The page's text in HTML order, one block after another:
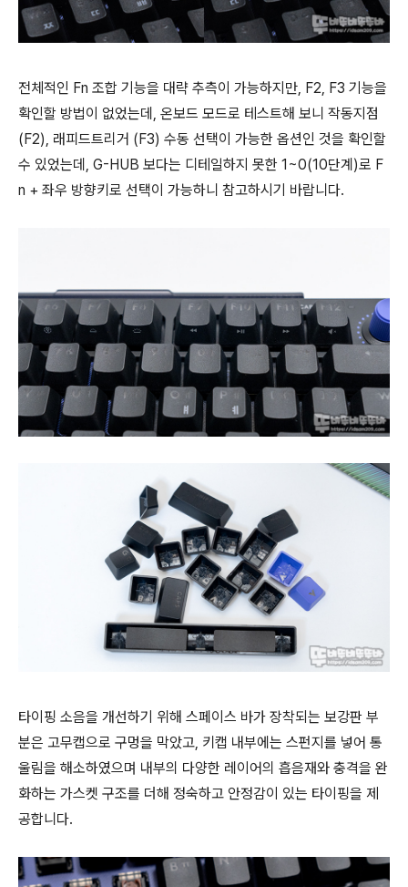
전체적인 Fn 조합 기능을 대략 추측이 가능하지만, F2, F3 기능을
확인할 방법이 없었는데, 온보드 모드로 테스트해 보니 작동지점
(F2), 래피드트리거 (F3) 수동 선택이 가능한 옵션인 것을 확인할
수 있었는데, G-HUB 보다는 디테일하지 못한 1~0(10단계)로 F
n + 좌우 방향키로 선택이 가능하니 참고하시기 바랍니다.
타이핑 소음을 개선하기 위해 스페이스 바가 장착되는 보강판 부
분은 고무캡으로 구멍을 막았고, 키캡 내부에는 스펀지를 넣어 통
울림을 해소하였으며 내부의 다양한 레이어의 흡음재와 충격을 완
화하는 가스켓 구조를 더해 정숙하고 안정감이 있는 타이핑을 제
공합니다.